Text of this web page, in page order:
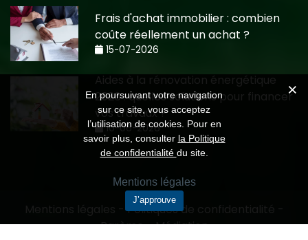
Frais d'achat immobilier : combien
coûte réellement un achat ?
15-07-2026
Aides à la rénovation énergétique
2026 : quelles solutions pour financer
vos travaux ?
10-06-2026
-Politiques de confidentialité
Barème-Médiation
En poursuivant votre navigation
sur ce site, vous acceptez
l’utilisation de cookies. Pour en
savoir plus, consulter la Politique
de confidentialité du site.
Mentions légales
J’approuve